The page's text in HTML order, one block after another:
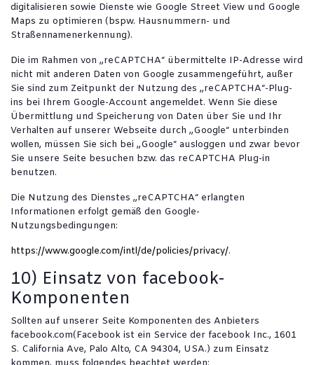
digitalisieren sowie Dienste wie Google Street View und Google
Maps zu optimieren (bspw. Hausnummern- und
Straßennamenerkennung).
Die im Rahmen von „reCAPTCHA“ übermittelte IP-Adresse wird
nicht mit anderen Daten von Google zusammengeführt, außer
Sie sind zum Zeitpunkt der Nutzung des „reCAPTCHA“-Plug-
ins bei Ihrem Google-Account angemeldet. Wenn Sie diese
Übermittlung und Speicherung von Daten über Sie und Ihr
Verhalten auf unserer Webseite durch „Google“ unterbinden
wollen, müssen Sie sich bei „Google“ ausloggen und zwar bevor
Sie unsere Seite besuchen bzw. das reCAPTCHA Plug-in
benutzen.
Die Nutzung des Dienstes „reCAPTCHA“ erlangten
Informationen erfolgt gemäß den Google-
Nutzungsbedingungen:
https://www.google.com/intl/de/policies/privacy/.
10) Einsatz von facebook-
Komponenten
Sollten auf unserer Seite Komponenten des Anbieters
facebook.com(Facebook ist ein Service der facebook Inc., 1601
S. California Ave, Palo Alto, CA 94304, USA.) zum Einsatz